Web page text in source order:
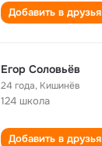
Добавить в друзья
Егор Соловьёв
24 года, Кишинёв
124 школа
Добавить в друзья